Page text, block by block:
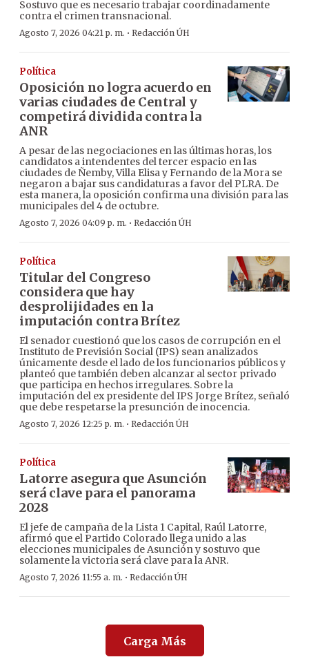
Sostuvo que es necesario trabajar coordinadamente
contra el crimen transnacional.
Agosto 7, 2026 04:21 p. m. · Redacción ÚH
Política
Oposición no logra acuerdo en
varias ciudades de Central y
competirá dividida contra la
ANR
A pesar de las negociaciones en las últimas horas, los
candidatos a intendentes del tercer espacio en las
ciudades de Ñemby, Villa Elisa y Fernando de la Mora se
negaron a bajar sus candidaturas a favor del PLRA. De
esta manera, la oposición confirma una división para las
municipales del 4 de octubre.
Agosto 7, 2026 04:09 p. m. · Redacción ÚH
Política
Titular del Congreso
considera que hay
desprolijidades en la
imputación contra Brítez
El senador cuestionó que los casos de corrupción en el
Instituto de Previsión Social (IPS) sean analizados
únicamente desde el lado de los funcionarios públicos y
planteó que también deben alcanzar al sector privado
que participa en hechos irregulares. Sobre la
imputación del ex presidente del IPS Jorge Brítez, señaló
que debe respetarse la presunción de inocencia.
Agosto 7, 2026 12:25 p. m. · Redacción ÚH
Política
Latorre asegura que Asunción
será clave para el panorama
2028
El jefe de campaña de la Lista 1 Capital, Raúl Latorre,
afirmó que el Partido Colorado llega unido a las
elecciones municipales de Asunción y sostuvo que
solamente la victoria será clave para la ANR.
Agosto 7, 2026 11:55 a. m. · Redacción ÚH
Carga Más